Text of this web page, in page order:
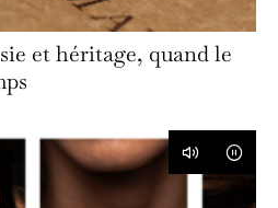
et héritage, quand le